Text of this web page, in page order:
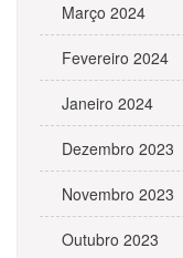
Março 2024
Fevereiro 2024
Janeiro 2024
Dezembro 2023
Novembro 2023
Outubro 2023